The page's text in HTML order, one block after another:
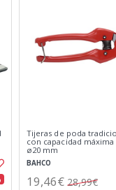
Tijeras de poda
con capacidad
ø20 mm
BAHCO
19,46€ 28,99€